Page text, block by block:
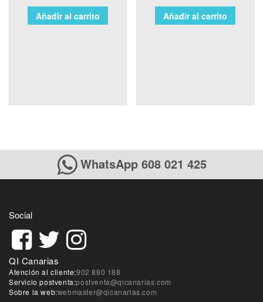
Añadir al carrito Añadir al carrito
WhatsApp 608 021 425
Social
QI Canarias
Atención al cliente:902 880 188
Servicio postventa:postventa@qicanarias.com
Sobre la web:webmaster@qicanarias.com